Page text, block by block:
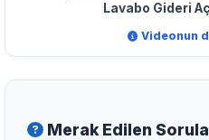
Lavabo Gideri
Videonun
Merak Edilen